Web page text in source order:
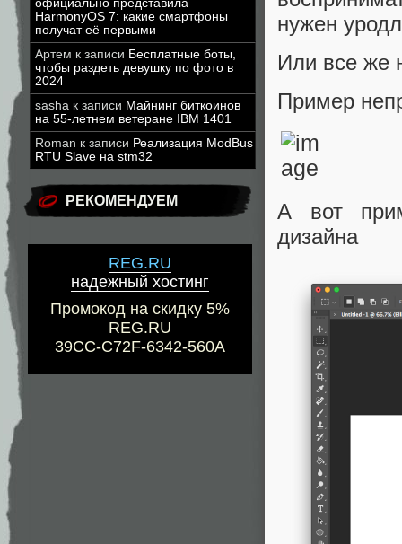
официально представила
HarmonyOS 7: какие смартфоны
получат её первыми
Артем к записи Бесплатные боты,
чтобы раздеть девушку по фото в
2024
sasha к записи Майнинг биткоинов
на 55-летнем ветеране IBM 1401
Roman к записи Реализация ModBus
RTU Slave на stm32
РЕКОМЕНДУЕМ
REG.RU
надежный хостинг
Промокод на скидку 5%
REG.RU
39CC-C72F-6342-560A
нужен
Или все же
Пример
А вот
дизайна